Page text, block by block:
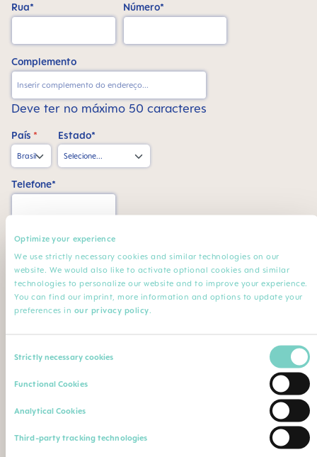
Optimize your experience
We use strictly necessary cookies and similar technologies on our
website. We would also like to activate optional cookies and similar
technologies to personalize our website and to improve your experience.
You can find our imprint, more information and options to update your
preferences in our privacy policy.
Strictly necessary cookies
Functional Cookies
Analytical Cookies
Third-party tracking technologies
Rua* Número*
Complemento
Deve ter no máximo 50 caracteres
País * Estado*
Telefone*
CPF*
Minha Profissão
Profissão* Especialização
Faça o upload de sua qualificação profissional (diploma,
certificado de conclusão de curso, carteira de identidade